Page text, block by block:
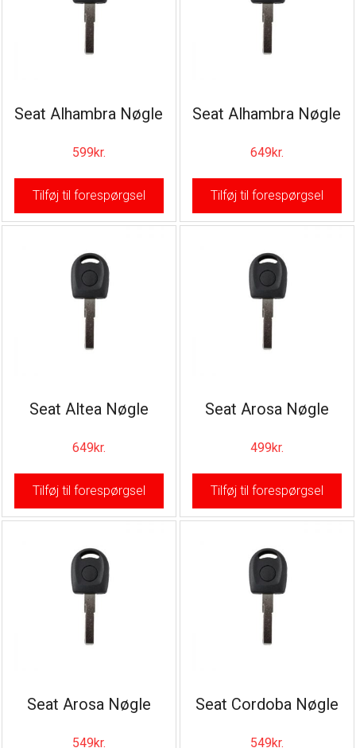
Seat Alhambra Nøgle
599kr.
Tilføj til forespørgsel
Seat Alhambra Nøgle
649kr.
Tilføj til forespørgsel
Seat Altea Nøgle
649kr.
Tilføj til forespørgsel
Seat Arosa Nøgle
499kr.
Tilføj til forespørgsel
Seat Arosa Nøgle
549kr.
Seat Cordoba Nøgle
549kr.